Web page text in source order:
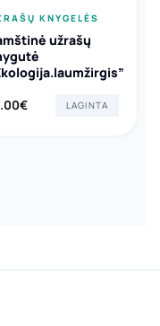
KNYGELĖS
užrašų
€ LAGINTA